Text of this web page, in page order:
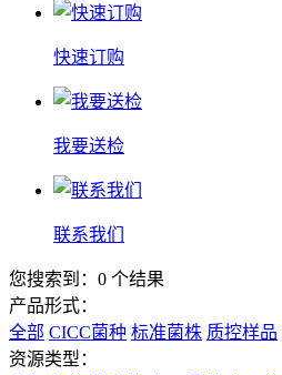
快速订购
我要送检
联系我们
您搜索到：0 个结果
产品形式：
全部 CICC菌种 标准菌株 质控样品
资源类型：